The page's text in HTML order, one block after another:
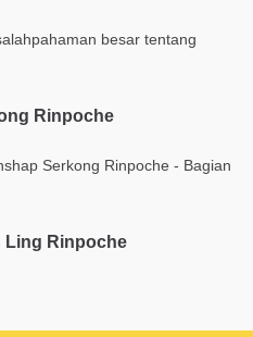
besar tentang
Rinpoche
Serkong Rinpoche - Bagian
Ling Rinpoche